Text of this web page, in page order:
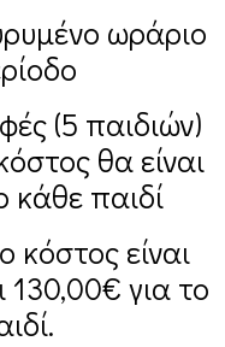
ωράριο
(5 παιδιών)
θα είναι
κάθε παιδί
κόστος είναι
130,00€ για το